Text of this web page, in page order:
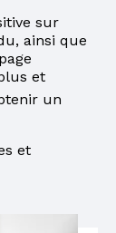
sur
ainsi que
et
un
et